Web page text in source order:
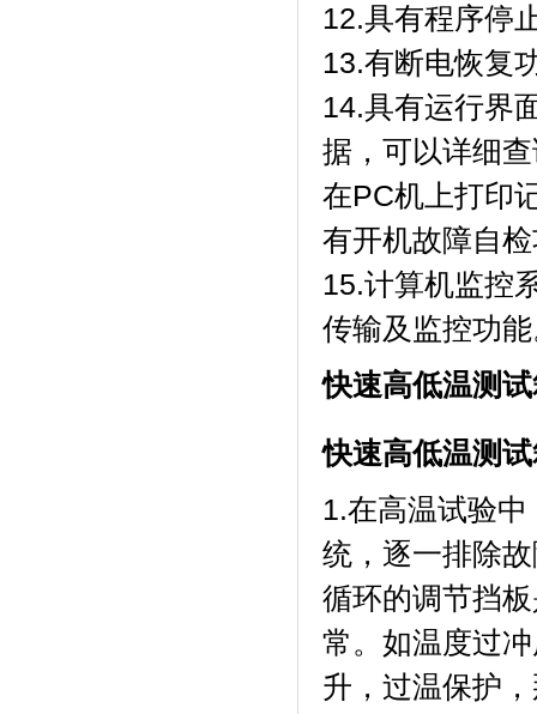
12.具有程序停止
13.有断电恢复功
14.具有运行界面
据，可以详细
在PC机上打印
有开机故障自检
15.计算机监控系
传输及监控功能
快速高低温测
快速高低温测
1.在高温试验中
统，逐一排除
循环的调节挡板
常。如温度
升，过温保护